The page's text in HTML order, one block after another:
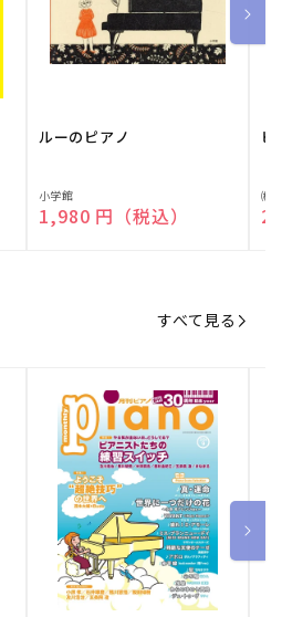
ルーのピアノ
販
売
小学館
通常価格
1,980 円（税込）
ピ
販
売
㈱
すべて見る